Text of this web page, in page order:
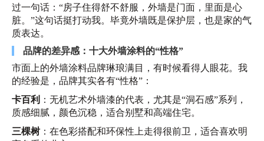
过一句话：“房子住得舒不舒服，外墙是门面，里面是心
脏。”这句话挺打动我。毕竟外墙既是保护层，也是家的气
质表达。
品牌的差异感：十大外墙涂料的“性格”
市面上的外墙涂料品牌琳琅满目，有时候看得人眼花。我
的经验是，品牌其实各有“性格”：
卡百利 ：无机艺术外墙漆的代表，尤其是“洞石感”系列，
质感细腻，颜色沉稳，适合别墅和高端住宅。
三棵树：在色彩搭配和环保性上走得很前卫，适合喜欢明